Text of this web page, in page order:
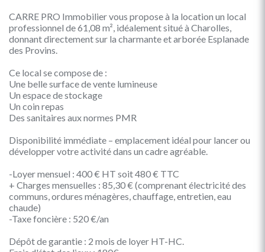
CARRE PRO Immobilier vous propose à la location un local
professionnel de 61,08 m², idéalement situé à Charolles,
donnant directement sur la charmante et arborée Esplanade
des Provins.
Ce local se compose de :
Une belle surface de vente lumineuse
Un espace de stockage
Un coin repas
Des sanitaires aux normes PMR
Disponibilité immédiate – emplacement idéal pour lancer ou
développer votre activité dans un cadre agréable.
-Loyer mensuel : 400 € HT soit 480 € TTC
+ Charges mensuelles : 85,30 € (comprenant électricité des
communs, ordures ménagères, chauffage, entretien, eau
chaude)
-Taxe foncière : 520 €/an
Dépôt de garantie : 2 mois de loyer HT-HC.